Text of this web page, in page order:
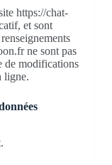
https://chat-
et sont
ne sont pas
de modifications
ligne.